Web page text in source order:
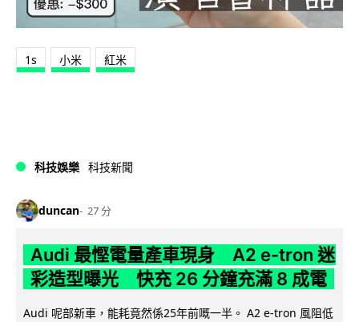
1s 小米 紅米
科技娛樂 科技新聞
duncan 27 分
Audi 最慳電量產車現身 A2 e-tron 迷
彩造型曝光 快充 26 分鐘充滿 8 成電
Audi 呢部新車，能耗竟然係25年前嘅一半。 A2 e-tron 風阻低